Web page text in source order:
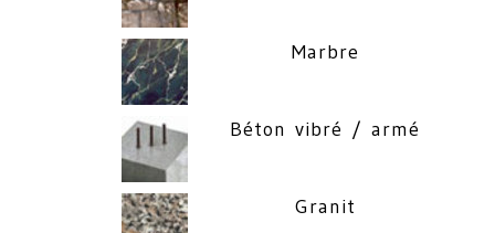
Marbre
Béton vibré / armé
Granit